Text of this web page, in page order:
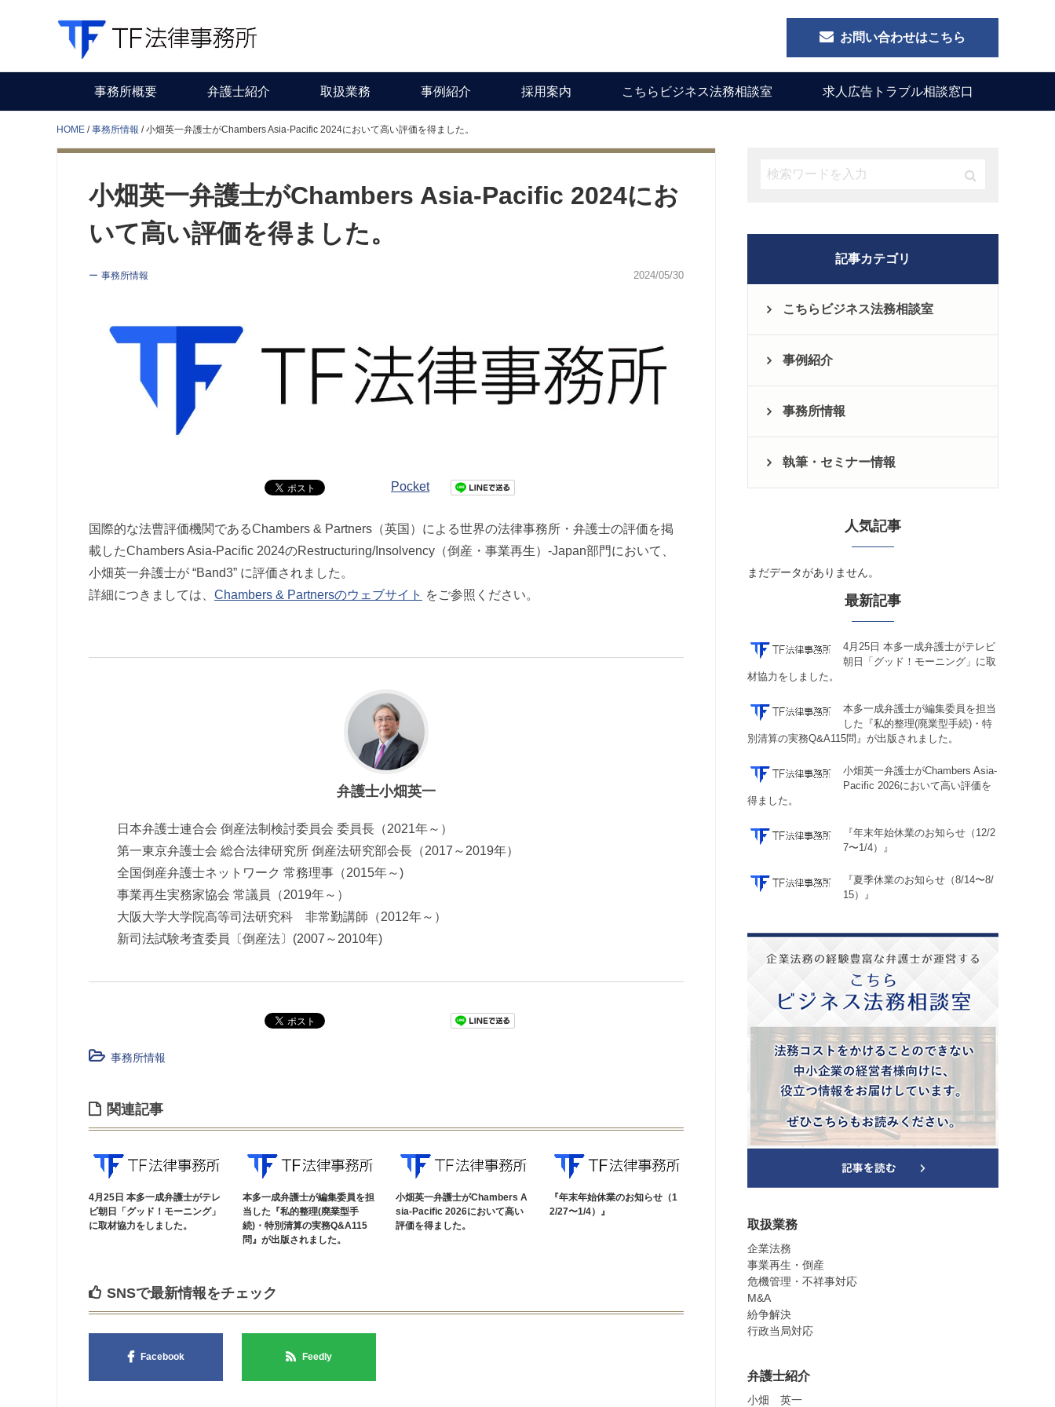
お問い合わせはこちら
事務所概要 弁護士紹介 取扱業務 事例紹介 採用案内 こちらビジネス法務相談室 求人広告トラブル相談窓口
HOME 事務所情報 小畑英一弁護士がChambers Asia-Pacific 2024において高い評価を得ました。
小畑英一弁護士がChambers Asia-Pacific 2024にお
いて高い評価を得ました。
事務所情報 2024/05/30
Pocket
国際的な法曹評価機関であるChambers & Partners（英国）による世界の法律事務所・弁護士の評価を掲
載したChambers Asia-Pacific 2024のRestructuring/Insolvency（倒産・事業再生）-Japan部門において、
小畑英一弁護士が “Band3” に評価されました。
詳細につきましては、 Chambers & Partnersのウェブサイト をご参照ください。
弁護士小畑英一
日本弁護士連合会 倒産法制検討委員会 委員長（2021年～）
第一東京弁護士会 総合法律研究所 倒産法研究部会長（2017～2019年）
全国倒産弁護士ネットワーク 常務理事（2015年～)
事業再生実務家協会 常議員（2019年～）
大阪大学大学院高等司法研究科 非常勤講師（2012年～）
新司法試験考査委員〔倒産法〕(2007～2010年)
事務所情報
関連記事
4月25日 本多一成弁護士がテレ
ビ朝日「グッド！モーニング」
に取材協力をしました。
本多一成弁護士が編集委員を担
当した『私的整理(廃業型手
続)・特別清算の実務Q&A115
問』が出版されました。
小畑英一弁護士がChambers A
sia-Pacific 2026において高い
評価を得ました。
『年末年始休業のお知らせ（1
2/27〜1/4）』
SNSで最新情報をチェック
Facebook Feedly
記事カテゴリ
こちらビジネス法務相談室
事例紹介
事務所情報
執筆・セミナー情報
人気記事
まだデータがありません。
最新記事
4月25日 本多一成弁護士がテレビ
朝日「グッド！モーニング」に取
材協力をしました。
本多一成弁護士が編集委員を担当
した『私的整理(廃業型手続)・特
別清算の実務Q&A115問』が出版されました。
小畑英一弁護士がChambers Asia-
Pacific 2026において高い評価を
得ました。
『年末年始休業のお知らせ（12/2
7〜1/4）』
『夏季休業のお知らせ（8/14〜8/
15）』
取扱業務
企業法務
事業再生・倒産
危機管理・不祥事対応
M&A
紛争解決
行政当局対応
弁護士紹介
小畑 英一